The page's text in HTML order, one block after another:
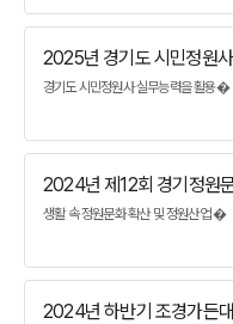
2025년 경기도 시민정원
경기도 시민정원사 실무능력을 활용�
2024년 제12회 경기정원
생활 속 정원문화 확산 및 정원산업 �
2024년 하반기 조경가든